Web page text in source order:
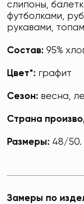
слипоны,
футболками,
рукавами,
Состав: 95%
Цвет*: графит
Сезон: весна,
Страна
Размеры: 48/50.
Замеры по